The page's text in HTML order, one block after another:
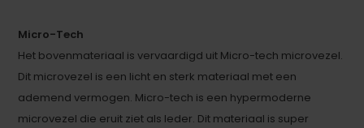
Micro-Tech
Het bovenmateriaal is vervaardigd uit Micro-tech microvezel.
Dit microvezel is een licht en sterk materiaal met een
ademend vermogen. Micro-tech is een hypermoderne
microvezel die eruit ziet als leder. Dit materiaal is super